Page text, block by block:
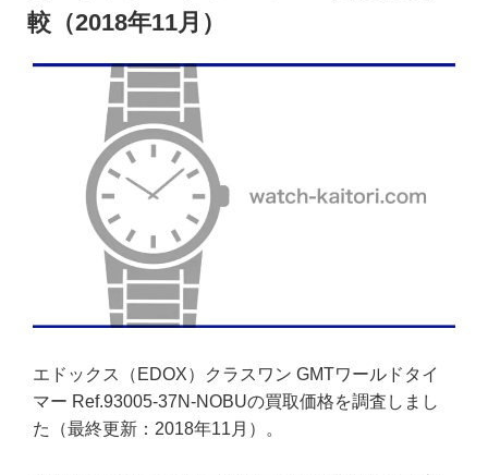
較（2018年11月）
エドックス（EDOX）クラスワン GMTワールドタイ
マー Ref.93005-37N-NOBUの買取価格を調査しまし
た（最終更新：2018年11月）。